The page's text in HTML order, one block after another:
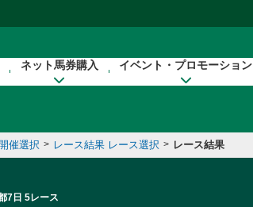
ネット馬券購入 イベント・プロモーション
催選択 > レース結果 レース選択 > レース結果
7日 5レース